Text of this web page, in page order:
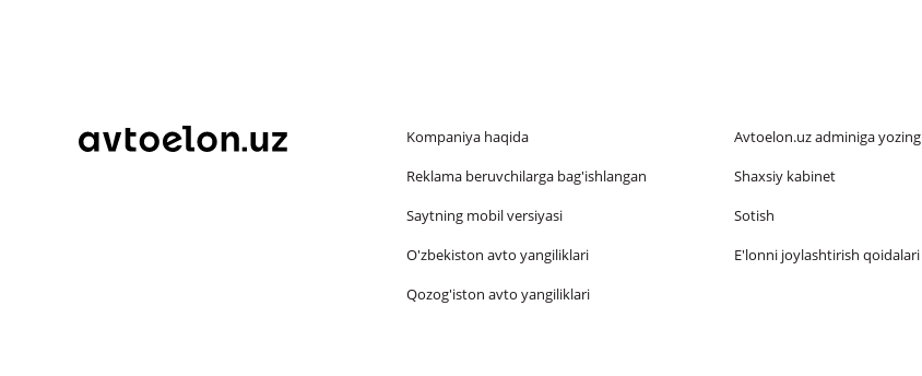
Kompaniya haqida
Reklama beruvchilarga bag'ishlangan
Saytning mobil versiyasi
O'zbekiston avto yangiliklari
Qozog'iston avto yangiliklari
Avtoelon.uz adminiga yozing
Shaxsiy kabinet
Sotish
E'lonni joylashtirish qoidalari